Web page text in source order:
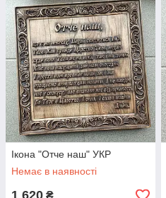
Ікона "Отче наш" УКР
Немає в наявності
1 620 ₴